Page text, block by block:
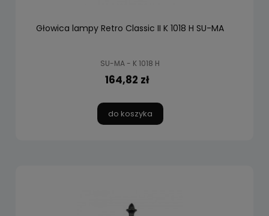
Głowica lampy Retro Classic II K 1018 H SU-MA
SU-MA - K 1018 H
164,82 zł
do koszyka